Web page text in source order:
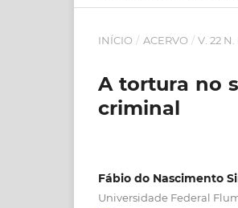
INÍCIO / ACERVO / V. 22
A tortura no
criminal
Fábio do Nascimento
Universidade Federal